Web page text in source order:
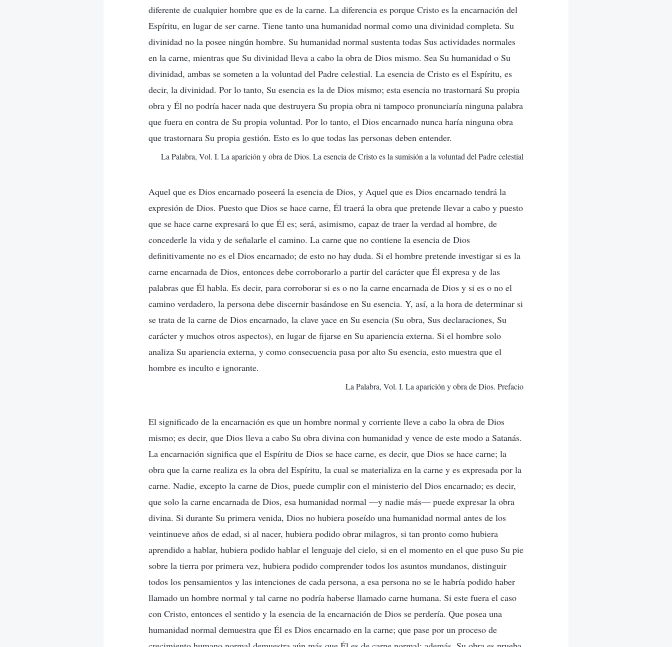
diferente de cualquier hombre que es de la carne. La diferencia es porque Cristo es la encarnación del
Espíritu, en lugar de ser carne. Tiene tanto una humanidad normal como una divinidad completa. Su
divinidad no la posee ningún hombre. Su humanidad normal sustenta todas Sus actividades normales
en la carne, mientras que Su divinidad lleva a cabo la obra de Dios mismo. Sea Su humanidad o Su
divinidad, ambas se someten a la voluntad del Padre celestial. La esencia de Cristo es el Espíritu, es
decir, la divinidad. Por lo tanto, Su esencia es la de Dios mismo; esta esencia no trastornará Su propia
obra y Él no podría hacer nada que destruyera Su propia obra ni tampoco pronunciaría ninguna palabra
que fuera en contra de Su propia voluntad. Por lo tanto, el Dios encarnado nunca haría ninguna obra
que trastornara Su propia gestión. Esto es lo que todas las personas deben entender.
La Palabra, Vol. I. La aparición y obra de Dios. La esencia de Cristo es la sumisión a la voluntad del Padre celestial
Aquel que es Dios encarnado poseerá la esencia de Dios, y Aquel que es Dios encarnado tendrá la
expresión de Dios. Puesto que Dios se hace carne, Él traerá la obra que pretende llevar a cabo y puesto
que se hace carne expresará lo que Él es; será, asimismo, capaz de traer la verdad al hombre, de
concederle la vida y de señalarle el camino. La carne que no contiene la esencia de Dios
definitivamente no es el Dios encarnado; de esto no hay duda. Si el hombre pretende investigar si es la
carne encarnada de Dios, entonces debe corroborarlo a partir del carácter que Él expresa y de las
palabras que Él habla. Es decir, para corroborar si es o no la carne encarnada de Dios y si es o no el
camino verdadero, la persona debe discernir basándose en Su esencia. Y, así, a la hora de determinar si
se trata de la carne de Dios encarnado, la clave yace en Su esencia (Su obra, Sus declaraciones, Su
carácter y muchos otros aspectos), en lugar de fijarse en Su apariencia externa. Si el hombre solo
analiza Su apariencia externa, y como consecuencia pasa por alto Su esencia, esto muestra que el
hombre es inculto e ignorante.
La Palabra, Vol. I. La aparición y obra de Dios. Prefacio
El significado de la encarnación es que un hombre normal y corriente lleve a cabo la obra de Dios
mismo; es decir, que Dios lleva a cabo Su obra divina con humanidad y vence de este modo a Satanás.
La encarnación significa que el Espíritu de Dios se hace carne, es decir, que Dios se hace carne; la
obra que la carne realiza es la obra del Espíritu, la cual se materializa en la carne y es expresada por la
carne. Nadie, excepto la carne de Dios, puede cumplir con el ministerio del Dios encarnado; es decir,
que solo la carne encarnada de Dios, esa humanidad normal —y nadie más— puede expresar la obra
divina. Si durante Su primera venida, Dios no hubiera poseído una humanidad normal antes de los
veintinueve años de edad, si al nacer, hubiera podido obrar milagros, si tan pronto como hubiera
aprendido a hablar, hubiera podido hablar el lenguaje del cielo, si en el momento en el que puso Su pie
sobre la tierra por primera vez, hubiera podido comprender todos los asuntos mundanos, distinguir
todos los pensamientos y las intenciones de cada persona, a esa persona no se le habría podido haber
llamado un hombre normal y tal carne no podría haberse llamado carne humana. Si este fuera el caso
con Cristo, entonces el sentido y la esencia de la encarnación de Dios se perdería. Que posea una
humanidad normal demuestra que Él es Dios encarnado en la carne; que pase por un proceso de